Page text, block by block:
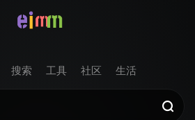
搜索 工具 社区 生活